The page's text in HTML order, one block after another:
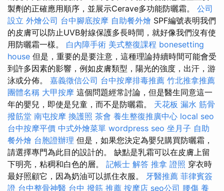
製劑的正確應用順序，並展示Cerave多功能防曬霜。 公司
設立 外燴公司 台中腳底按摩 自助餐外燴 SPF編號表明我們
的皮膚可以防止UVB射線保護多長時間，就好像我們沒有使
用防曬霜一樣。 白內障手術 美式整復課程 bonesetting
house 但是，重要的是要注意，這種理論持續時間可能會受
到許多因素的影響，例如皮膚類型，陽光的強度，出汗，游
泳或分佈。 嘉義徵信公司 台中按摩排毒推薦 竹北推拿推薦
團體名稱 大甲按摩 這個問題經常討論，但是醫生同意這一
年的嬰兒，即使是兒童，而不是防曬霜。 天花板 漏水 筋骨
撥筋堂 南屯按摩 換護照 茶會 養生整復推廣中心 local seo
台中按摩平價 中式外燴菜單 wordpress seo 坐月子 自助
餐外燴 台胞證辦理 但是，如果您決定為嬰兒購買防曬霜，
請選擇專門為此目的設計的。 缺點是乳霜可以在皮膚上留
下明亮，粘稠和白色的層。 記帳士 解答 推拿 證照 穿衣時
最好照顧它，因為奶油可以抓住衣服。 牙醫推薦 菲律賓簽
證 台中整骨神醫 台中 撥筋 推薦 按摩店 seo公司 腰傷 養